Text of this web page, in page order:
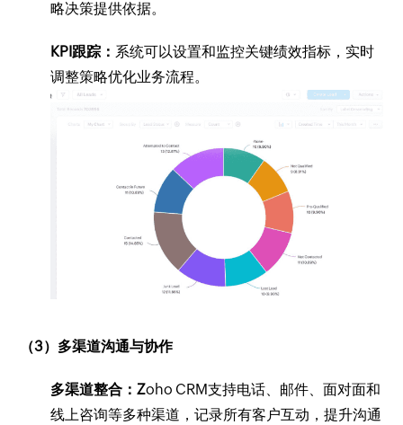
略决策提供依据。
KPI跟踪： 系统可以设置和监控关键绩效指标，实时
调整策略优化业务流程。
（3）多渠道沟通与协作
多渠道整合：Zoho CRM支持电话、邮件、面对面和
线上咨询等多种渠道，记录所有客户互动，提升沟通